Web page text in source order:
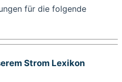
für die folgende
Strom Lexikon